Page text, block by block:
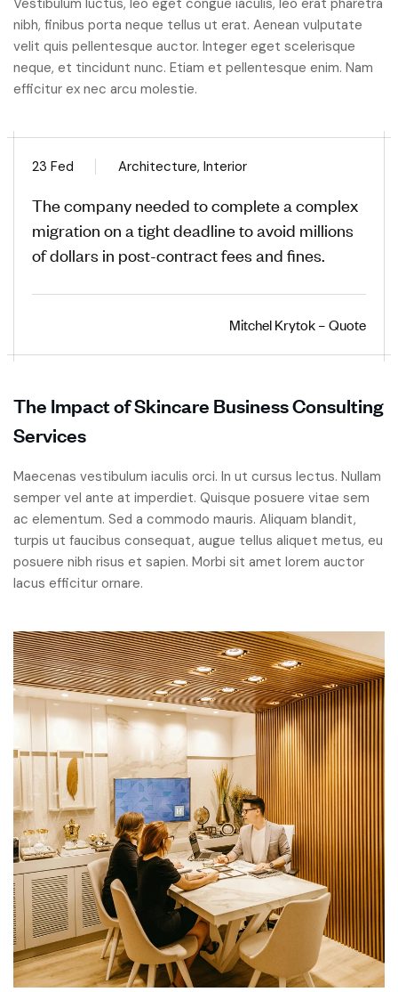
Vestibulum luctus, leo eget congue iaculis, leo erat pharetra
nibh, finibus porta neque tellus ut erat. Aenean vulputate
velit quis pellentesque auctor. Integer eget scelerisque
neque, et tincidunt nunc. Etiam et pellentesque enim. Nam
efficitur ex nec arcu molestie.
23 Fed Architecture, Interior
The company needed to complete a complex
migration on a tight deadline to avoid millions
of dollars in post-contract fees and fines.
Mitchel Krytok – Quote
The Impact of Skincare Business Consulting
Services
Maecenas vestibulum iaculis orci. In ut cursus lectus. Nullam
semper vel ante at imperdiet. Quisque posuere vitae sem
ac elementum. Sed a commodo mauris. Aliquam blandit,
turpis ut faucibus consequat, augue tellus aliquet metus, eu
posuere nibh risus et sapien. Morbi sit amet lorem auctor
lacus efficitur ornare.